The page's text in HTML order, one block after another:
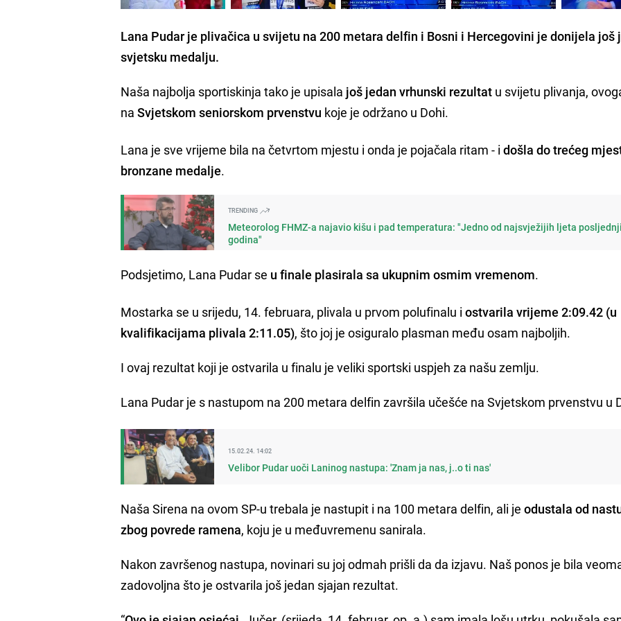
Lana Pudar je plivačica u svijetu na 200 metara delfin i Bosni i Hercegovini je donijela još
svjetsku medalju.
Naša najbolja sportiskinja tako je upisala još jedan vrhunski rezultat u svijetu plivanja,
naSvjetskom seniorskom prvenstvu koje je održano u Dohi.
Lana je sve vrijeme bila na četvrtom mjestu i onda je pojačala ritam - idošla do trećeg
bronzane medalje.
TRENDING
Meteorolog FHMZ-a najavio kišu i pad temperatura: "Jedno od najsvježijih ljeta
godina"
Podsjetimo, Lana Pudar se u finale plasirala sa ukupnim osmim vremenom.
Mostarka se u srijedu, 14. februara, plivala u prvom polufinalu iostvarila vrijeme 2:09.42 (u
kvalifikacijama plivala 2:11.05), što joj je osiguralo plasman među osam najboljih.
I ovaj rezultat koji je ostvarila u finalu je veliki sportski uspjeh za našu zemlju.
Lana Pudar je s nastupom na 200 metara delfin završila učešće na Svjetskom prvenstvu u
15.02.24. 14:02
Velibor Pudar uoči Laninog nastupa: 'Znam ja nas, j..o ti nas'
Naša Sirena na ovom SP-u trebala je nastupit i na 100 metara delfin, ali jeodustala od
zbog povrede ramena, koju je u međuvremenu sanirala.
Nakon završenog nastupa, novinari su joj odmah prišli da da izjavu. Naš ponos je bila
zadovoljna što je ostvarila još jedan sjajan rezultat.